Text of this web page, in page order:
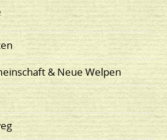
& Neue Welpen